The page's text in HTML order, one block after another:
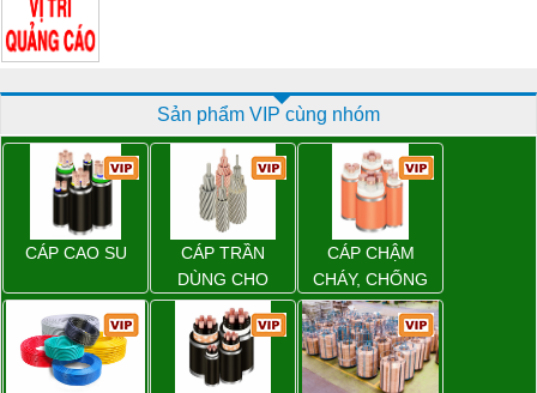
Sản phẩm VIP cùng nhóm
CÁP CAO SU
CÁP TRẦN
DÙNG CHO
ĐƯỜNG DÂY
TẢI ĐIỆN TRÊN
KHÔNG
CÁP CHẬM
CHÁY, CHỐNG
CHÁY